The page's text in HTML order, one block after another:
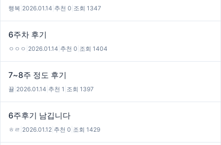
행복 2026.01.14 추천 0 조회 1347
6주차 후기
ㅇㅇㅇ 2026.01.14 추천 0 조회 1404
7~8주 정도 후기
뀰 2026.01.14 추천 1 조회 1397
6주후기 남깁니다
ㅎㄹ 2026.01.12 추천 0 조회 1429